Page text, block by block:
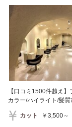
【口コミ1500件越え
カラー/ハイライト/髪質
カット ￥3,500～